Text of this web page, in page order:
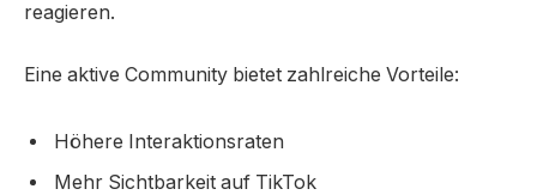
reagieren.
Eine aktive Community bietet zahlreiche Vorteile:
Höhere Interaktionsraten
Mehr Sichtbarkeit auf TikTok